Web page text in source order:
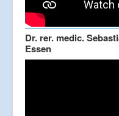
Dr. rer. medic.
Essen